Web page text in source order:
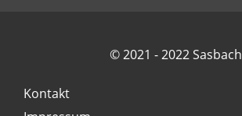
© 2021 - 2022 Sasbach
Kontakt